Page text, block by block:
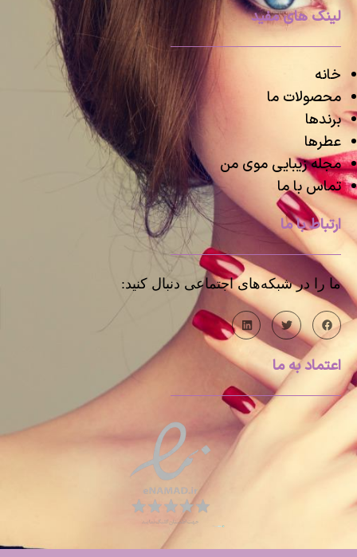
لینک های مفید
خانه
محصولات ما
برندها
عطرها
مجله زیبایی موی من
تماس با ما
ارتباط با ما
ما را در شبکه‌های اجتماعی دنبال کنید:
اعتماد به ما